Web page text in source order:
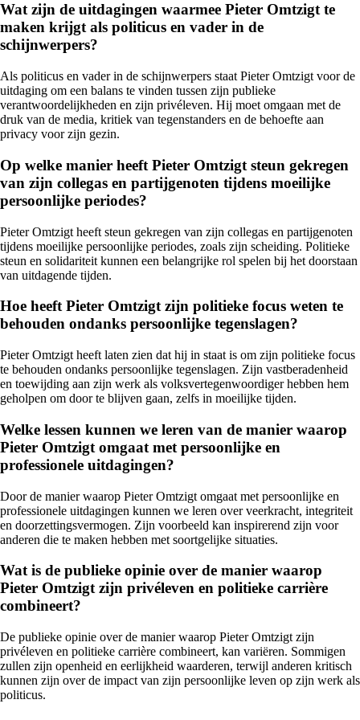
Wat zijn de uitdagingen waarmee Pieter Omtzigt te
maken krijgt als politicus en vader in de
schijnwerpers?
Als politicus en vader in de schijnwerpers staat Pieter Omtzigt voor de
uitdaging om een balans te vinden tussen zijn publieke
verantwoordelijkheden en zijn privéleven. Hij moet omgaan met de
druk van de media, kritiek van tegenstanders en de behoefte aan
privacy voor zijn gezin.
Op welke manier heeft Pieter Omtzigt steun gekregen
van zijn collegas en partijgenoten tijdens moeilijke
persoonlijke periodes?
Pieter Omtzigt heeft steun gekregen van zijn collegas en partijgenoten
tijdens moeilijke persoonlijke periodes, zoals zijn scheiding. Politieke
steun en solidariteit kunnen een belangrijke rol spelen bij het doorstaan
van uitdagende tijden.
Hoe heeft Pieter Omtzigt zijn politieke focus weten te
behouden ondanks persoonlijke tegenslagen?
Pieter Omtzigt heeft laten zien dat hij in staat is om zijn politieke focus
te behouden ondanks persoonlijke tegenslagen. Zijn vastberadenheid
en toewijding aan zijn werk als volksvertegenwoordiger hebben hem
geholpen om door te blijven gaan, zelfs in moeilijke tijden.
Welke lessen kunnen we leren van de manier waarop
Pieter Omtzigt omgaat met persoonlijke en
professionele uitdagingen?
Door de manier waarop Pieter Omtzigt omgaat met persoonlijke en
professionele uitdagingen kunnen we leren over veerkracht, integriteit
en doorzettingsvermogen. Zijn voorbeeld kan inspirerend zijn voor
anderen die te maken hebben met soortgelijke situaties.
Wat is de publieke opinie over de manier waarop
Pieter Omtzigt zijn privéleven en politieke carrière
combineert?
De publieke opinie over de manier waarop Pieter Omtzigt zijn
privéleven en politieke carrière combineert, kan variëren. Sommigen
zullen zijn openheid en eerlijkheid waarderen, terwijl anderen kritisch
kunnen zijn over de impact van zijn persoonlijke leven op zijn werk als
politicus.